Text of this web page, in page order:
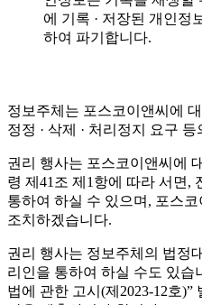
에 기록 · 저장된 개인정
하여 파기합니다.
정보주체는 포스코이앤씨에
정정 · 삭제 · 처리정지 요구
권리 행사는 포스코이앤씨에
령 제41조 제1항에 따라 서면,
통하여 하실 수 있으며, 포스
조치하겠습니다.
권리 행사는 정보주체의 법정
리인을 통하여 하실 수도 있습
법에 관한 고시(제2023-12호)”